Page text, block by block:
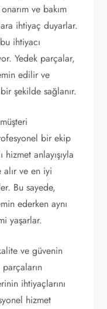
ve bakım
ihtiyaç duyarlar.
ihtiyacı
Yedek parçalar,
edilir ve
şekilde sağlanır.
bir ekip
anlayışıyla
ve en iyi
Bu sayede,
ederken aynı
yaşarlar.
ve güvenin
ihtiyaçlarını
hizmet